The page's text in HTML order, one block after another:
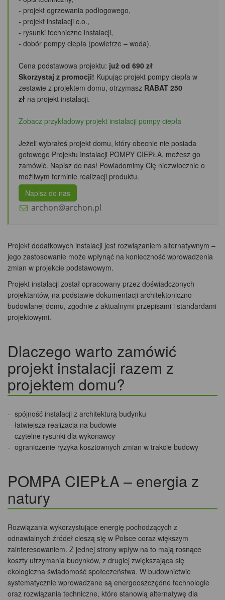
- projekt ogrzewania podłogowego,
- projekt instalacji c.o.,
- rysunki techniczne instalacji,
- dobór pompy ciepła (powietrze – woda).
Cena podstawowa projektu: już od 690 zł
Skorzystaj z promocji! Kupując projekt pompy ciepła w
zestawie z projektem domu, otrzymasz RABAT 250
zł na projekt instalacji.
Zobacz przykładowy projekt instalacji pompy ciepła
Jeżeli wybrałeś projekt domu, który obecnie nie posiada
gotowego Projektu Instalacji POMPY CIEPŁA, możesz go
zamówić. Napisz do nas! Powiadomimy Cię niezwłocznie o
możliwym terminie realizacji produktu.
Napisz do nas
archon@archon.pl
Projekt dodatkowych instalacji jest rozwiązaniem alternatywnym –
jego zastosowanie może wpłynąć na konieczność wprowadzenia
zmian w projekcie podstawowym.
Projekt instalacji został opracowany przez doświadczonych
projektantów, na podstawie dokumentacji architektoniczno-
budowlanej domu, zgodnie z aktualnymi przepisami i standardami
projektowymi.
Dlaczego warto zamówić
projekt instalacji razem z
projektem domu?
spójność instalacji z architekturą budynku
łatwiejsza realizacja na budowie
czytelne rysunki dla wykonawcy
ograniczenie ryzyka kosztownych zmian w trakcie budowy
POMPA CIEPŁA – energia z
natury
Rozwiązania wykorzystujące energię pochodzących z
odnawialnych źródeł cieszą się w Polsce coraz większym
zainteresowaniem. Z jednej strony wpływ na to mają rosnące
koszty utrzymania budynków, z drugiej zwiększająca się
ekologiczna świadomość społeczeństwa. W budownictwie
systematycznie wprowadzane są energooszczędne technologie
oraz rozwiązania techniczne, które stanowią alternatywę dla